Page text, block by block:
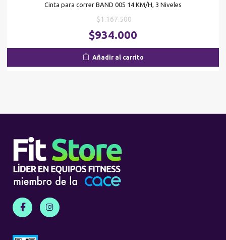
Cinta para correr BAND 005 14 KM/H, 3 Niveles
$1.167.500El
precio
original
era:
$1.167.500.
$934.000
Añadir al carrito